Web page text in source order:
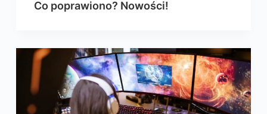
Co poprawiono? Nowości!